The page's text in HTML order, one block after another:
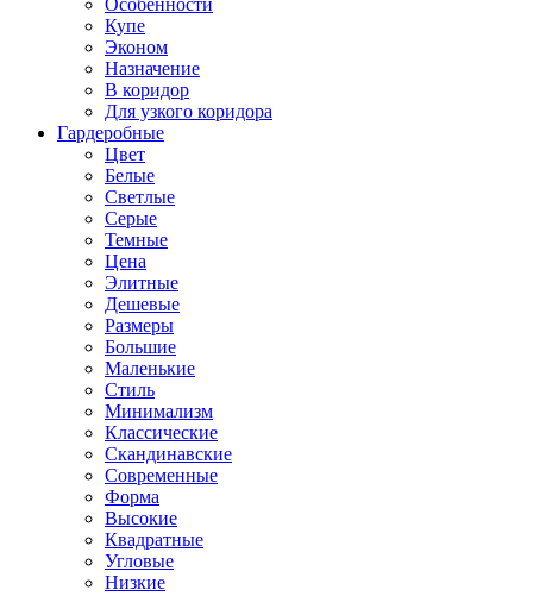
Особенности
Купе
Эконом
Назначение
В коридор
Для узкого коридора
Гардеробные
Цвет
Белые
Светлые
Серые
Темные
Цена
Элитные
Дешевые
Размеры
Большие
Маленькие
Стиль
Минимализм
Классические
Скандинавские
Современные
Форма
Высокие
Квадратные
Угловые
Низкие